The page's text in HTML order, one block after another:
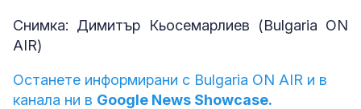
Снимка: Димитър Кьосемарлиев (Bulgaria ON
AIR)
Останете информирани с Bulgaria ON AIR и в
канала ни в Google News Showcase.